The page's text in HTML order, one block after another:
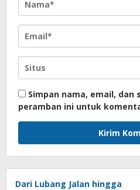
Simpan nama, email, dan
peramban ini untuk
Dari Lubang Jalan hingga